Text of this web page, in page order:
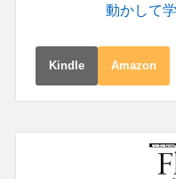
動かして
Kindle Amazon